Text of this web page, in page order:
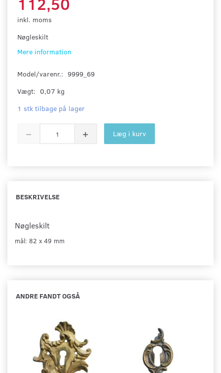
inkl. moms
Nøgleskilt
Mere information
Model/varenr.: 9999_69
Vægt: 0,07 kg
1 stk tilbage på lager
Læg i kurv
BESKRIVELSE
Nøgleskilt
mål: 82 x 49 mm
ANDRE FANDT OGSÅ